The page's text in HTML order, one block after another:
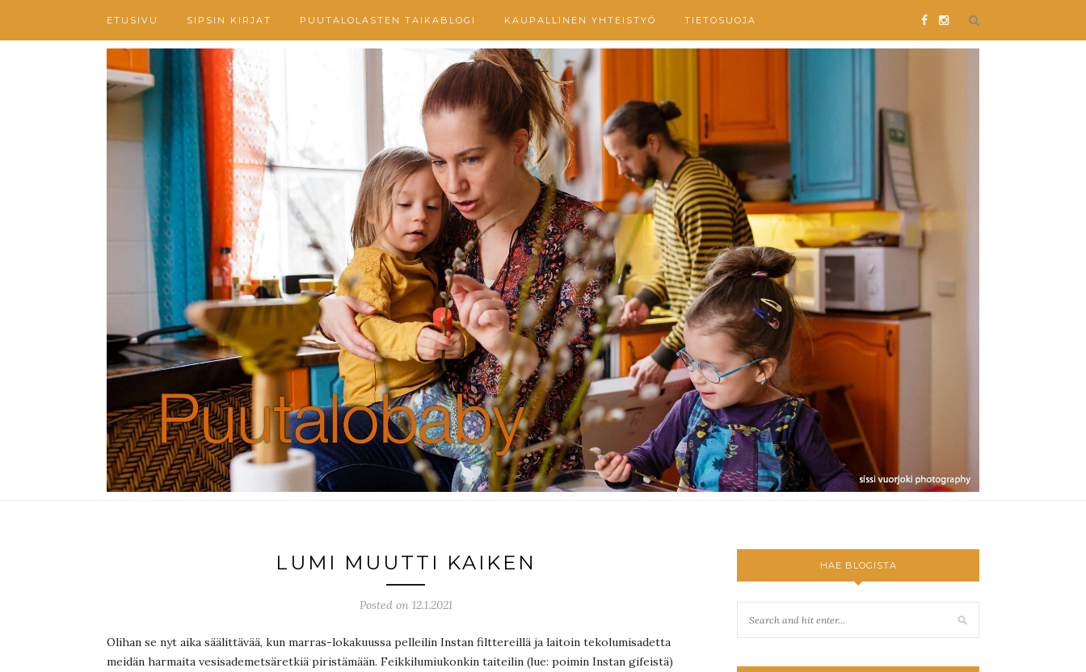
ETUSIVU SIPSIN KIRJAT PUUTALOLASTEN TAIKABLOGI KAUPALLINEN YHTEISTYÖ TIETOSUOJA
LUMI MUUTTI KAIKEN
Posted on 12.1.2021
Olihan se nyt aika säälittävää, kun marras-lokakuussa pelleilin Instan filttereillä ja laitoin tekolumisadetta
meidän harmaita vesisademetsäretkiä piristämään. Feikkilumiukonkin taiteilin (lue: poimin Instan gifeistä)
HAE BLOGISTA